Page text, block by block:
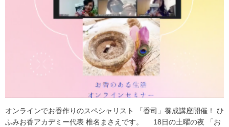
オンラインでお香作りのスペシャリスト 「香司」養成講座開催！ ひ
ふみお香アカデミー代表 椎名まさえです。 18日の土曜の夜 「お